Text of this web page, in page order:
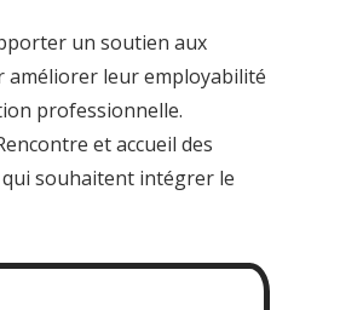
un soutien aux
améliorer leur employabilité
professionnelle.
et accueil des
souhaitent intégrer le